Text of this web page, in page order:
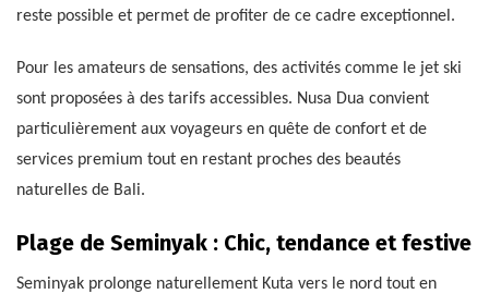
reste possible et permet de profiter de ce cadre exceptionnel.
Pour les amateurs de sensations, des activités comme le jet ski
sont proposées à des tarifs accessibles. Nusa Dua convient
particulièrement aux voyageurs en quête de confort et de
services premium tout en restant proches des beautés
naturelles de Bali.
Plage de Seminyak : Chic, tendance et festive
Seminyak prolonge naturellement Kuta vers le nord tout en